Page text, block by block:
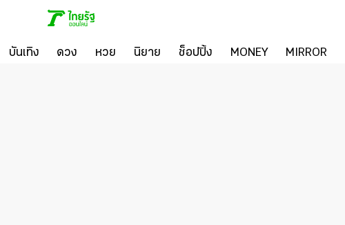
บันเทิง ดวง หวย นิยาย ช็อปปิ้ง MONEY MIRROR